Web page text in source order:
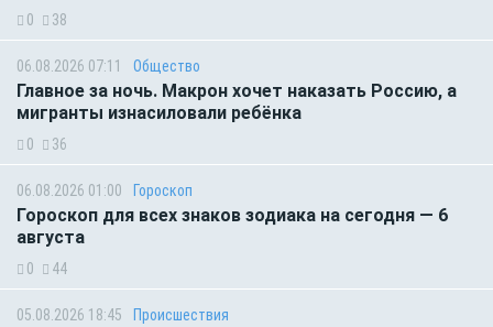
0 38
06.08.2026 07:11 Общество
Главное за ночь. Макрон хочет наказать Россию, а
мигранты изнасиловали ребёнка
0 36
06.08.2026 01:00 Гороскоп
Гороскоп для всех знаков зодиака на сегодня — 6
августа
0 44
05.08.2026 18:45 Происшествия